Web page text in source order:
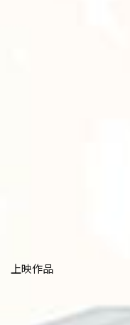
上映作品